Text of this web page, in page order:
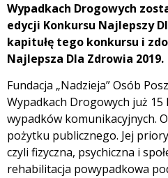
Wypadkach Drogowych
edycji Konkursu Najlepszy
kapitułę tego konkursu i
Najlepsza Dla Zdrowia 2019.
Fundacja „Nadzieja” Osób
Wypadkach Drogowych już
wypadków komunikacyjnych.
pożytku publicznego. Jej
czyli fizyczna, psychiczna i
rehabilitacja powypadkowa